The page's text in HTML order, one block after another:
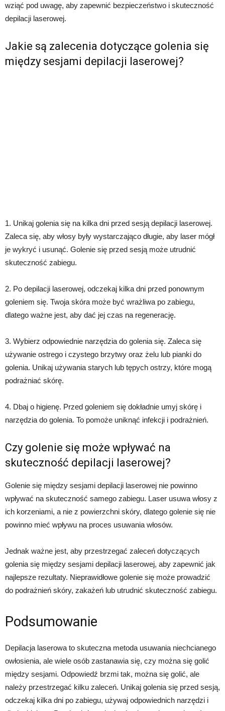
wziąć pod uwagę, aby zapewnić bezpieczeństwo i skuteczność
depilacji laserowej.
Jakie są zalecenia dotyczące golenia się
między sesjami depilacji laserowej?
1. Unikaj golenia się na kilka dni przed sesją depilacji laserowej.
Zaleca się, aby włosy były wystarczająco długie, aby laser mógł
je wykryć i usunąć. Golenie się przed sesją może utrudnić
skuteczność zabiegu.
2. Po depilacji laserowej, odczekaj kilka dni przed ponownym
goleniem się. Twoja skóra może być wrażliwa po zabiegu,
dlatego ważne jest, aby dać jej czas na regenerację.
3. Wybierz odpowiednie narzędzia do golenia się. Zaleca się
używanie ostrego i czystego brzytwy oraz żelu lub pianki do
golenia. Unikaj używania starych lub tępych ostrzy, które mogą
podrażniać skórę.
4. Dbaj o higienę. Przed goleniem się dokładnie umyj skórę i
narzędzia do golenia. To pomoże uniknąć infekcji i podrażnień.
Czy golenie się może wpływać na
skuteczność depilacji laserowej?
Golenie się między sesjami depilacji laserowej nie powinno
wpływać na skuteczność samego zabiegu. Laser usuwa włosy z
ich korzeniami, a nie z powierzchni skóry, dlatego golenie się nie
powinno mieć wpływu na proces usuwania włosów.
Jednak ważne jest, aby przestrzegać zaleceń dotyczących
golenia się między sesjami depilacji laserowej, aby zapewnić jak
najlepsze rezultaty. Nieprawidłowe golenie się może prowadzić
do podrażnień skóry, zakażeń lub utrudnić skuteczność zabiegu.
Podsumowanie
Depilacja laserowa to skuteczna metoda usuwania niechcianego
owłosienia, ale wiele osób zastanawia się, czy można się golić
między sesjami. Odpowiedź brzmi tak, można się golić, ale
należy przestrzegać kilku zaleceń. Unikaj golenia się przed sesją,
odczekaj kilka dni po zabiegu, używaj odpowiednich narzędzi i